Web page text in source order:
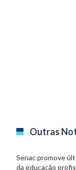
Outras
Senac promove
da educação